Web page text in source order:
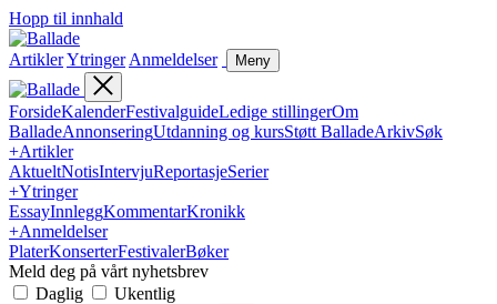
Hopp til innhald
ArtiklerYtringer Anmeldelser Meny
ForsideKalenderFestivalguideLedige stillingerOm
BalladeAnnonseringUtdanning og kursStøtt BalladeArkivSøk
+Artikler
AktueltNotisIntervjuReportasjeSerier
+Ytringer
EssayInnleggKommentarKronikk
+Anmeldelser
PlaterKonserterFestivalerBøker
Meld deg på vårt nyhetsbrev
Daglig
Ukentlig